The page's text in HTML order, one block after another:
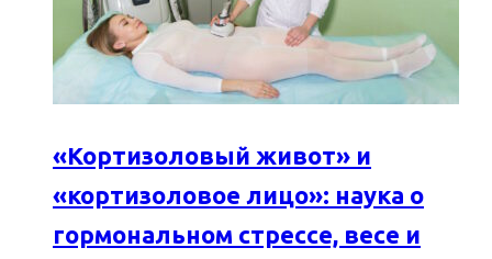
«Кортизоловый живот» и
«кортизоловое лицо»: наука о
гормональном стрессе, весе и